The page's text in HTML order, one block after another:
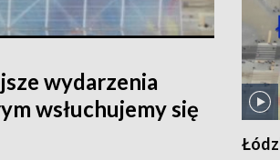
wydarzenia
wsłuchujemy się